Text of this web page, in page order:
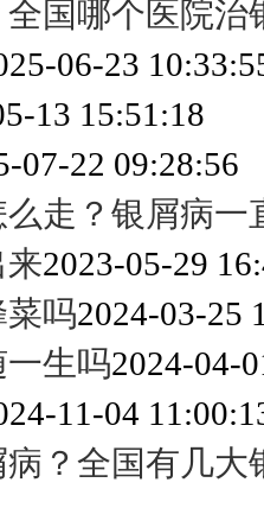
国哪个医院治
06-23
13 15:51:18
07-22 09:28:56
走？银屑病一
2023-05-29
吗2024-03-25
生吗2024-04-
11-04
？全国有几大